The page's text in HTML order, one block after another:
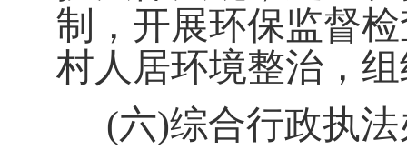
制，开展环保监督
村人居环境整治，
(六)综合行政执